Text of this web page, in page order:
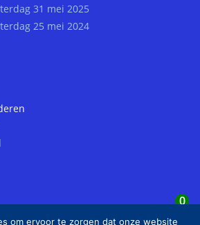
0
31 mei 2025
25 mei 2024
om ervoor te zorgen dat onze website